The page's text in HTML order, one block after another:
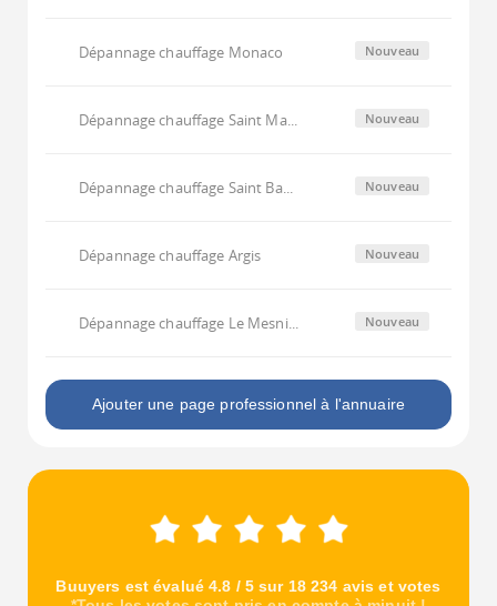
Dépannage chauffage Monaco Nouveau
Dépannage chauffage Saint Ma... Nouveau
Dépannage chauffage Saint Ba... Nouveau
Dépannage chauffage Argis Nouveau
Dépannage chauffage Le Mesni... Nouveau
Ajouter une page professionnel à l'annuaire
Buuyers est évalué 4.8 / 5 sur 18 234 avis et votes